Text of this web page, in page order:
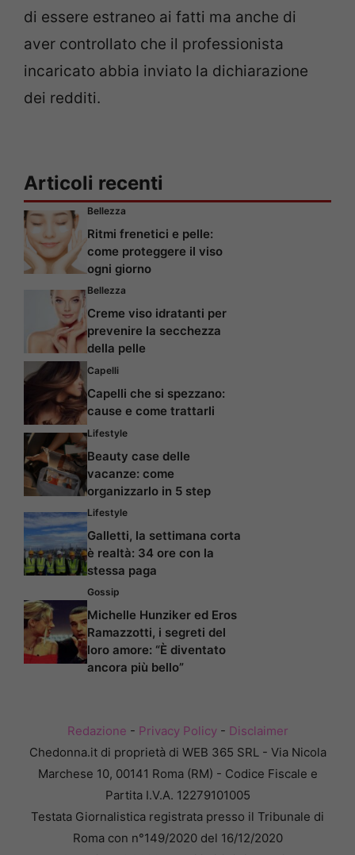
di essere estraneo ai fatti ma anche di
aver controllato che il professionista
incaricato abbia inviato la dichiarazione
dei redditi.
Articoli recenti
Bellezza
Ritmi frenetici e pelle:
come proteggere il viso
ogni giorno
Bellezza
Creme viso idratanti per
prevenire la secchezza
della pelle
Capelli
Capelli che si spezzano:
cause e come trattarli
Lifestyle
Beauty case delle
vacanze: come
organizzarlo in 5 step
Lifestyle
Galletti, la settimana corta
è realtà: 34 ore con la
stessa paga
Gossip
Michelle Hunziker ed Eros
Ramazzotti, i segreti del
loro amore: “È diventato
ancora più bello”
Redazione - Privacy Policy- Disclaimer
Chedonna.it di proprietà di WEB 365 SRL - Via Nicola
Marchese 10, 00141 Roma (RM) - Codice Fiscale e
Partita I.V.A. 12279101005
Testata Giornalistica registrata presso il Tribunale di
Roma con n°149/2020 del 16/12/2020